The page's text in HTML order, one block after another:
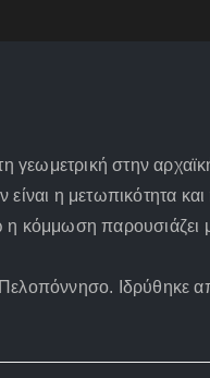
γεωμετρική στην
η μετωπικότητα
κόμμωση παρουσιάζει
Ιδρύθηκε